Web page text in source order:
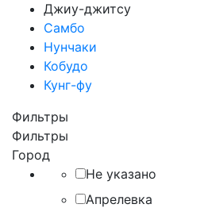
Джиу-джитсу
Самбо
Нунчаки
Кобудо
Кунг-фу
Фильтры
Фильтры
Город
Не указано
Апрелевка